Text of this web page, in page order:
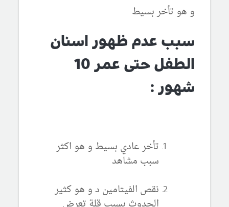
و هو تأخر بسيط
سبب عدم ظهور اسنان
الطفل حتى عمر 10
شهور :
تأخر عادي بسيط و هو اكثر
سبب مشاهد
نقص الفيتامين د و هو كثير